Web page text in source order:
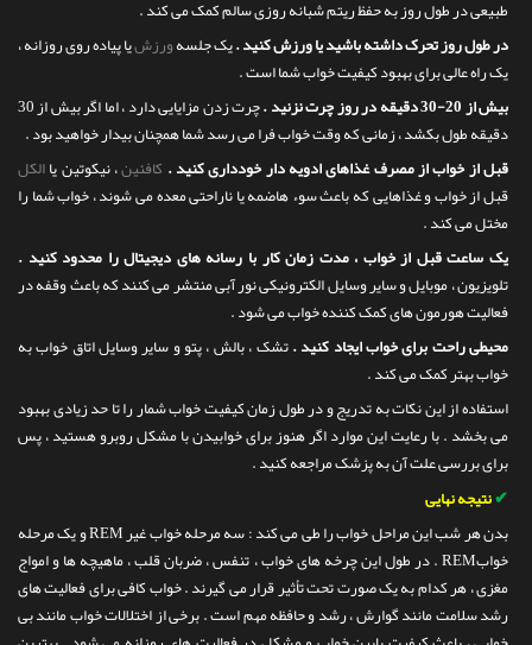
طبیعی در طول روز به حفظ ریتم شبانه روزی سالم کمک می کند .
در طول روز تحرک داشته باشید یا ورزش کنید .یک جلسهورزشیا پیاده روی روزانه ،
یک راه عالی برای بهبود کیفیت خواب شما است .
بیش از 20-30 دقیقه در روز چرت نزنید .
چرت زدن مزایایی دارد ، اما اگر بیش از 30
دقیقه طول بکشد ، زمانی که وقت خواب فرا می رسد شما همچنان بیدار خواهید بود .
قبل از خواب از مصرف غذاهای ادویه دار خودداری کنید . کافئین، نیکوتین یاالکل
قبل از خواب و غذاهایی که باعث سوء هاضمه یا ناراحتی معده می شوند ، خواب شما را
مختل می کند .
یک ساعت قبل از خواب ، مدت زمان کار با رسانه های دیجیتال را محدود کنید .
تلویزیون ، موبایل و سایر وسایل الکترونیکی نور آبی منتشر می کنند که باعث وقفه در
فعالیت هورمون های کمک کننده خواب می شود .
محیطی راحت برای خواب ایجاد کنید .تشک ، بالش ، پتو و سایر وسایل اتاق خواب به
خواب بهتر کمک می کند .
استفاده از این نکات به تدریج و در طول زمان کیفیت خواب شمار را تا حد زیادی بهبود
می بخشد . با رعایت این موارد اگر هنوز برای خوابیدن با مشکل روبرو هستید ، پس
برای بررسی علت آن به پزشک مراجعه کنید .
✔نتیجه نهایی
بدن هر شب این مراحل خواب را طی می کند : سه مرحله خواب غیر REM و یک مرحله
خوابREM . در طول این چرخه های خواب ، تنفس ، ضربان قلب ، ماهیچه ها و امواج
مغزی ، هر کدام به یک صورت تحت تأثیر قرار می گیرند . خواب کافی برای فعالیت های
رشد سلامت مانند گوارش ، رشد و حافظه مهم است . برخی از اختلالات خواب مانند بی